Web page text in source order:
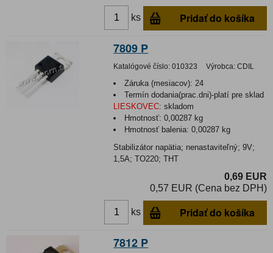
ks Pridať do košíka
7809 P
Katalógové číslo: 010323 Výrobca: CDIL
Záruka (mesiacov): 24
Termín dodania(prac.dni)-platí pre sklad
LIESKOVEC: skladom
Hmotnosť:0,00287 kg
Hmotnosť balenia:0,00287 kg
Stabilizátor napätia; nenastaviteľný; 9V;
1,5A; TO220; THT
0,69 EUR
0,57 EUR (Cena bez DPH)
ks Pridať do košíka
7812 P